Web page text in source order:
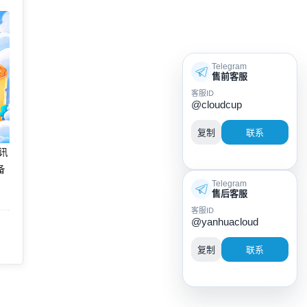
Telegram
售前客服
客服ID
@cloudcup
复制 联系
Telegram
售后客服
客服ID
@yanhuacloud
复制 联系